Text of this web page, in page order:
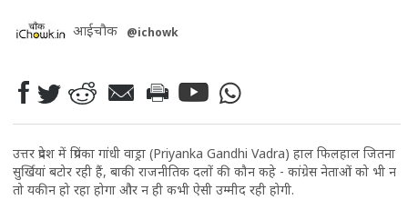
आईचौक @ichowk
उत्तर प्रदेश में प्रियंका गांधी वाड्रा (Priyanka Gandhi Vadra) हाल फिलहाल जितना
सुर्खियां बटोर रही हैं, बाकी राजनीतिक दलों की कौन कहे - कांग्रेस नेताओं को भी न
तो यकीन हो रहा होगा और न ही कभी ऐसी उम्मीद रही होगी.